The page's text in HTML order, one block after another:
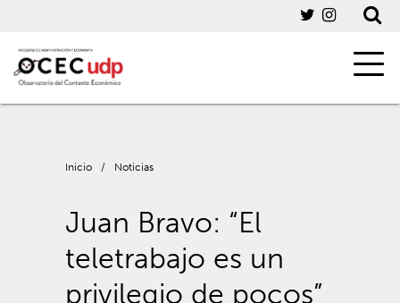
Inicio / Noticias
Juan Bravo: “El
teletrabajo es un
privilegio de pocos”